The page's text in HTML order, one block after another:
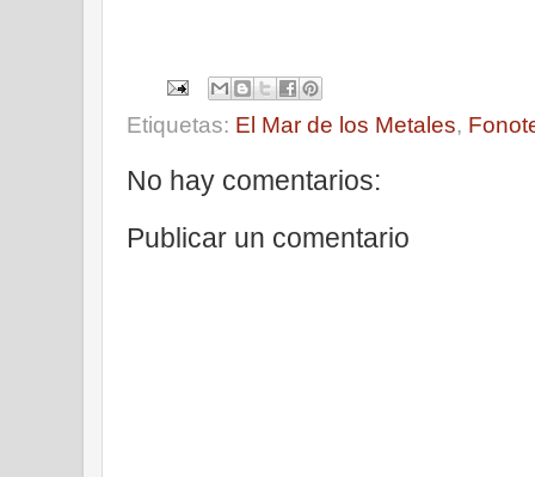
Etiquetas: El Mar de los Metales,
No hay comentarios:
Publicar un comentario